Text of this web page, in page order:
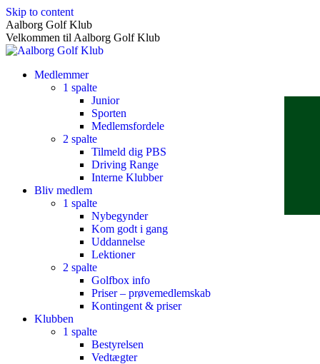
Skip to content
Aalborg Golf Klub
Velkommen til Aalborg Golf Klub
Medlemmer
1 spalte
Junior
Sporten
Medlemsfordele
2 spalte
Tilmeld dig PBS
Driving Range
Interne Klubber
Bliv medlem
1 spalte
Nybegynder
Kom godt i gang
Uddannelse
Lektioner
2 spalte
Golfbox info
Priser – prøvemedlemskab
Kontingent & priser
Klubben
1 spalte
Bestyrelsen
Vedtægter